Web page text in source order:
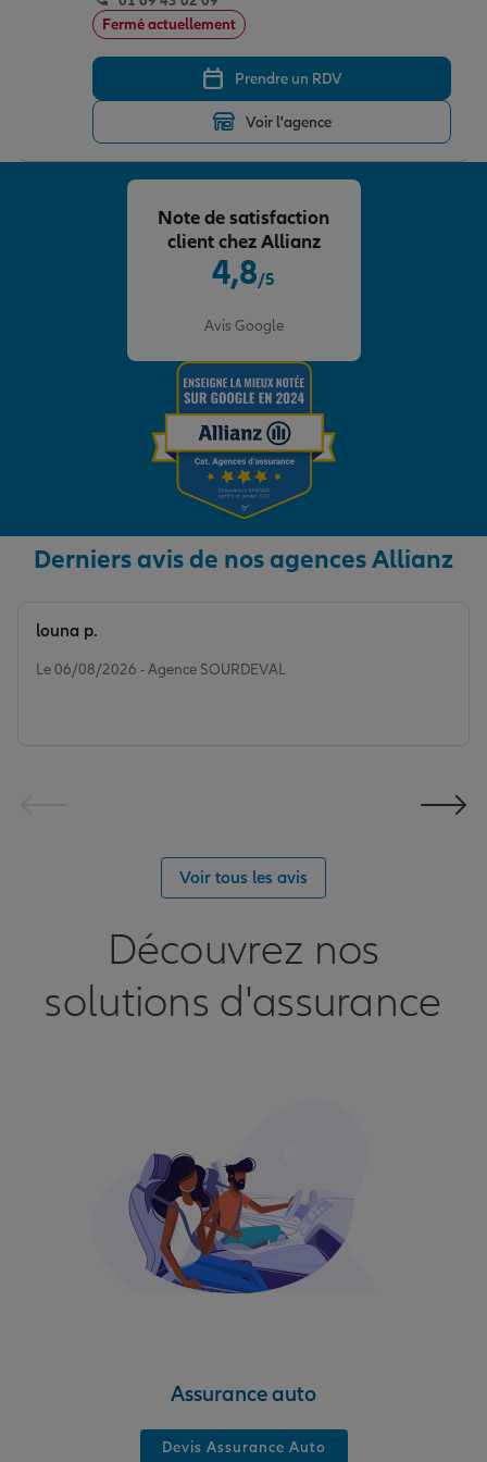
Fermé actuellement
Prendre un RDV
Voir l'agence
4,8/5
Avis Google
Note de satisfaction
client chez Allianz
Derniers avis de nos agences Allianz
Le 06/08/2026 - Agence SOURDEVAL
louna p.
Voir tous les avis
Découvrez nos
solutions d'assurance
Assurance auto
Devis Assurance Auto